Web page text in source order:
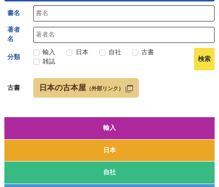
輸入
日本
自社
書名
著者
名
分類
輸入 日本 自社
古書
雑誌
古書 日本の古本屋 （外部リンク）